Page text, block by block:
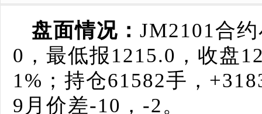
盘面情况： JM2101合
0，最低报1215.0，收盘
1%；持仓61582手，
9月价差-10，-2。